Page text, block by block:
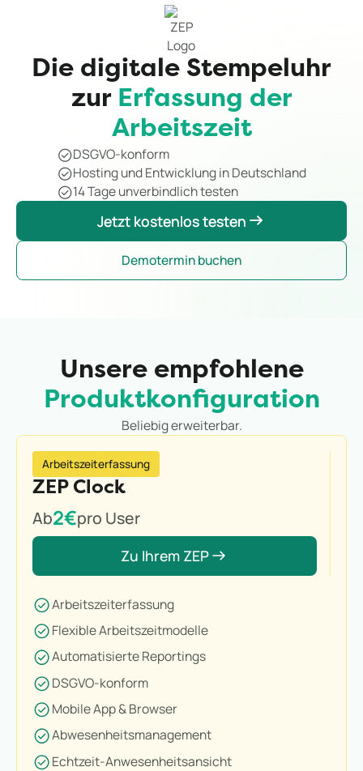
Die digitale Stempeluhr
zur Erfassung der
Arbeitszeit
DSGVO-konform
Hosting und Entwicklung in Deutschland
14 Tage unverbindlich testen
Jetzt kostenlos testen
Jetzt kostenlos testen
Demotermin buchen
Unsere empfohlene
Produktkonfiguration
Beliebig erweiterbar.
Arbeitszeiterfassung
ZEP Clock
Ab2€pro User
Zu Ihrem ZEP
Arbeitszeiterfassung
Flexible Arbeitszeitmodelle
Automatisierte Reportings
DSGVO-konform
Mobile App & Browser
Abwesenheitsmanagement
Echtzeit-Anwesenheitsansicht